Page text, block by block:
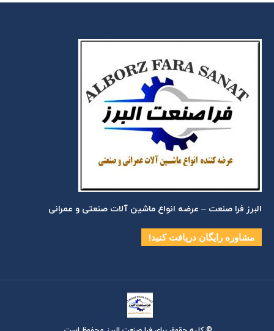
البرز فرا صنعت – عرضه انواع ماشین آلات صنعتی و عمرانی
مشاوره رایگان دریافت کنید!